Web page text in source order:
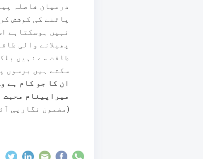
درمیان فاصلہ
پاٹنے کی کوشش
نہیں ہوسکتاہے
پھیلانے والی
طاقت سے نہیں
سکتے ہیں برسوں
ان کا جو کام ہے
میراپیغام محبت
(مضمون نگارپی